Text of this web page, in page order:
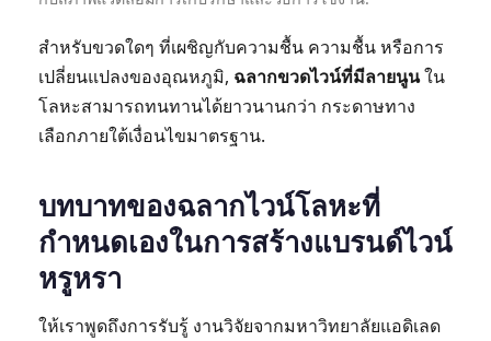
สำหรับขวดใดๆ ที่เผชิญกับความชื้น ความชื้น หรือการ
เปลี่ยนแปลงของอุณหภูมิ, ฉลากขวดไวน์ที่มีลายนูนใน
โลหะสามารถทนทานได้ยาวนานกว่า กระดาษทาง
เลือกภายใต้เงื่อนไขมาตรฐาน.
บทบาทของฉลากไวน์โลหะที่
กำหนดเองในการสร้างแบรนด์ไวน์
หรูหรา
ให้เราพูดถึงการรับรู้ งานวิจัยจากมหาวิทยาลัยแอดิเลด